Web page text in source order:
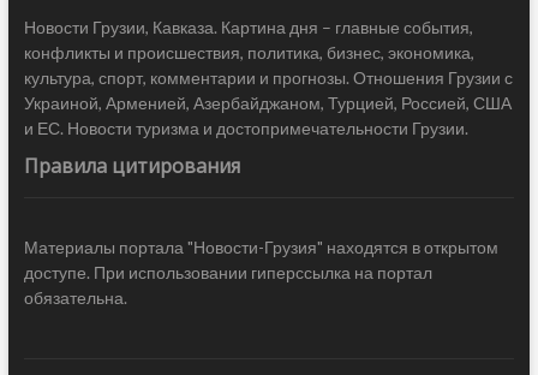
Новости Грузии, Кавказа. Картина дня – главные события,
конфликты и происшествия, политика, бизнес, экономика,
культура, спорт, комментарии и прогнозы. Отношения Грузии с
Украиной, Арменией, Азербайджаном, Турцией, Россией, США
и ЕС. Новости туризма и достопримечательности Грузии.
Правила цитирования
Материалы портала "Новости-Грузия" находятся в открытом
доступе. При использовании гиперссылка на портал
обязательна.